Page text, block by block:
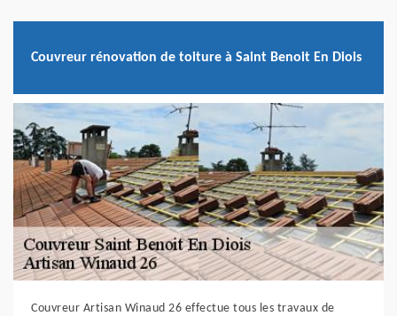
Couvreur rénovation de toiture à Saint Benoit En Diois
Couvreur Artisan Winaud 26 effectue tous les travaux de